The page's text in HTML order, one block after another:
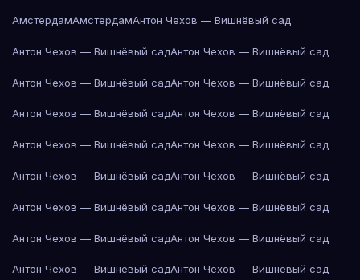
АмстердамАмстердамАнтон Чехов — Вишнёвый сад
Антон Чехов — Вишнёвый садАнтон Чехов — Вишнёвый сад
Антон Чехов — Вишнёвый садАнтон Чехов — Вишнёвый сад
Антон Чехов — Вишнёвый садАнтон Чехов — Вишнёвый сад
Антон Чехов — Вишнёвый садАнтон Чехов — Вишнёвый сад
Антон Чехов — Вишнёвый садАнтон Чехов — Вишнёвый сад
Антон Чехов — Вишнёвый садАнтон Чехов — Вишнёвый сад
Антон Чехов — Вишнёвый садАнтон Чехов — Вишнёвый сад
Антон Чехов — Вишнёвый садАнтон Чехов — Вишнёвый сад